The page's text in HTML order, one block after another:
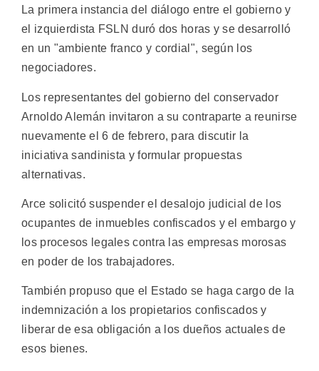
La primera instancia del diálogo entre el gobierno y
el izquierdista FSLN duró dos horas y se desarrolló
en un "ambiente franco y cordial", según los
negociadores.
Los representantes del gobierno del conservador
Arnoldo Alemán invitaron a su contraparte a reunirse
nuevamente el 6 de febrero, para discutir la
iniciativa sandinista y formular propuestas
alternativas.
Arce solicitó suspender el desalojo judicial de los
ocupantes de inmuebles confiscados y el embargo y
los procesos legales contra las empresas morosas
en poder de los trabajadores.
También propuso que el Estado se haga cargo de la
indemnización a los propietarios confiscados y
liberar de esa obligación a los dueños actuales de
esos bienes.